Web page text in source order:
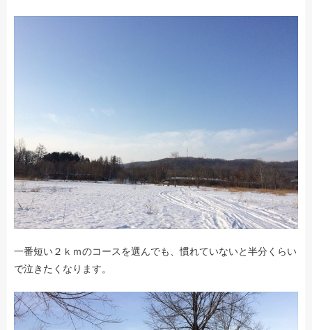
一番短い２ｋｍのコースを選んでも、慣れていないと半分くらい
で泣きたくなります。